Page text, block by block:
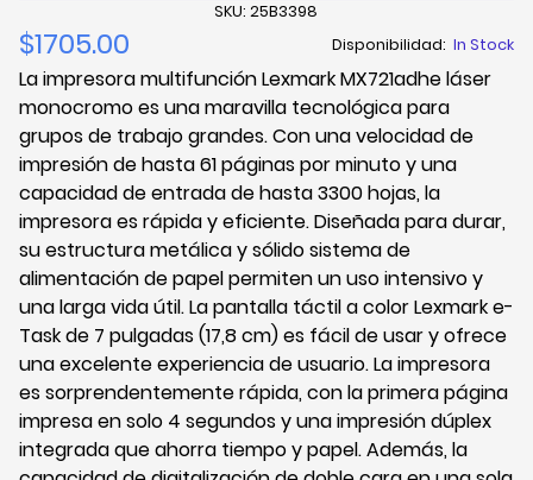
SKU: 25B3398
$1705.00 Disponibilidad: In Stock
La impresora multifunción Lexmark MX721adhe láser
monocromo es una maravilla tecnológica para
grupos de trabajo grandes. Con una velocidad de
impresión de hasta 61 páginas por minuto y una
capacidad de entrada de hasta 3300 hojas, la
impresora es rápida y eficiente. Diseñada para durar,
su estructura metálica y sólido sistema de
alimentación de papel permiten un uso intensivo y
una larga vida útil. La pantalla táctil a color Lexmark e-
Task de 7 pulgadas (17,8 cm) es fácil de usar y ofrece
una excelente experiencia de usuario. La impresora
es sorprendentemente rápida, con la primera página
impresa en solo 4 segundos y una impresión dúplex
integrada que ahorra tiempo y papel. Además, la